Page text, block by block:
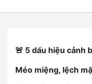
🚨 5 dấu hiệu cảnh
Méo miệng, lệch